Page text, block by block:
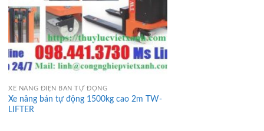
XE NÂNG ĐIỆN BÁN TỰ ĐỘNG
Xe nâng bán tự động 1500kg cao 2m TW-
LIFTER